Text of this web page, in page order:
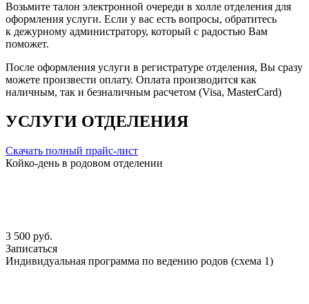
Возьмите талон электронной очереди в холле отделения для
оформления услуги. Если у вас есть вопросы, обратитесь
к дежурному администратору, который с радостью Вам
поможет.
После оформления услуги в регистратуре отделения, Вы сразу
можете произвести оплату. Оплата производится как
наличным, так и безналичным расчетом (Visa, MasterCard)
УСЛУГИ ОТДЕЛЕНИЯ
Скачать полный прайс-лист
Койко-день в родовом отделении
3 500 руб.
Записаться
Индивидуальная программа по ведению родов (схема 1)